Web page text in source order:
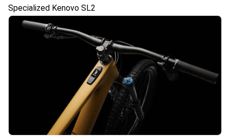
Specialized Kenovo SL2